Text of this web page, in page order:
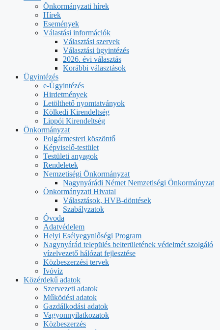
Önkormányzati hírek
Hírek
Események
Válastási információk
Választási szervek
Választási ügyintézés
2026. évi választás
Korábbi választások
Ügyintézés
e-Ügyintézés
Hirdetmények
Letölthető nyomtatványok
Kölkedi Kirendeltség
Lippói Kirendeltség
Önkormányzat
Polgármesteri köszöntő
Képviselő-testület
Testületi anyagok
Rendeletek
Nemzetiségi Önkormányzat
Nagynyárádi Német Nemzetiségi Önkormányzat
Önkormányzati Hivatal
Választások, HVB-döntések
Szabályzatok
Óvoda
Adatvédelem
Helyi Esélyegynlőségi Program
Nagynyárád település belterületének védelmét szolgáló
vízelvezető hálózat fejlesztése
Közbeszerzési tervek
Ivóvíz
Közérdekű adatok
Szervezeti adatok
Működési adatok
Gazdálkodási adatok
Vagyonnyilatkozatok
Közbeszerzés